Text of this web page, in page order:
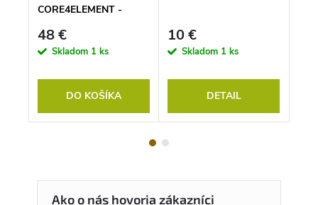
CORE4ELEMENT -
48 €
Skladom 1 ks
DO KOŠÍKA
10 €
Skladom 1 ks
DETAIL